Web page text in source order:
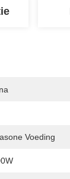
Voeding